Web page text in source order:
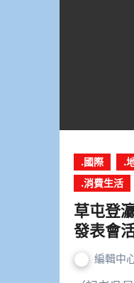
.國際 .
.消費生活
草屯登
發表會
編輯中